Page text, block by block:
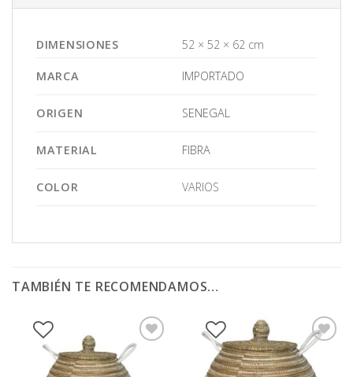
DIMENSIONES 52 × 52 × 62 cm
MARCA IMPORTADO
ORIGEN SENEGAL
MATERIAL FIBRA
COLOR VARIOS
TAMBIÉN TE RECOMENDAMOS…